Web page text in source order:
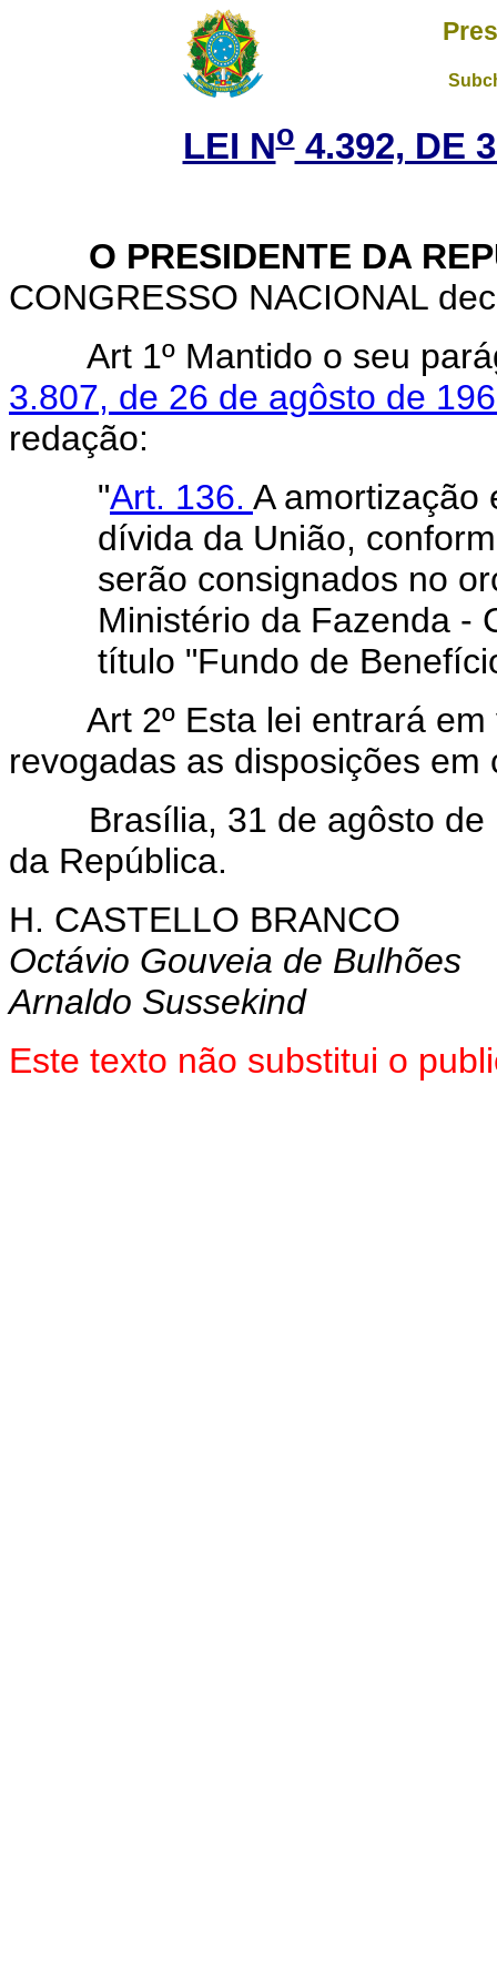
LEI No4.392, DE
O PRESIDENTE DA
CONGRESSO NACIONAL
Art 1º Mantido o seu
3.807, de 26 de agôsto de
redação:
"Art. 136. A amortização
dívida da União,
serão consignados no
Ministério da Fazenda -
título "Fundo de
Art 2º Esta lei entrará
revogadas as disposições em
Brasília, 31 de agôsto de
da República.
H. CASTELLO BRANCO
Octávio Gouveia de Bulhões
Arnaldo Sussekind
Este texto não substitui o